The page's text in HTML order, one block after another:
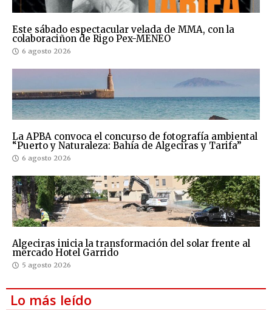
Este sábado espectacular velada de MMA, con la
colaboraciñon de Rigo Pex-MENEO
6 agosto 2026
La APBA convoca el concurso de fotografía ambiental
“Puerto y Naturaleza: Bahía de Algeciras y Tarifa”
6 agosto 2026
Algeciras inicia la transformación del solar frente al
mercado Hotel Garrido
5 agosto 2026
Lo más leído